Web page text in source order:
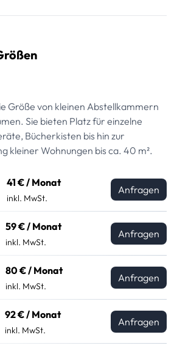
Größe von kleinen Abstellkammern
Sie bieten Platz für einzelne
Bücherkisten bis hin zur
kleiner Wohnungen bis ca. 40 m².
41 € / Monat
inkl. MwSt.
Anfragen
59 € / Monat
inkl. MwSt.
Anfragen
80 € / Monat
inkl. MwSt.
Anfragen
92 € / Monat
inkl. MwSt.
Anfragen